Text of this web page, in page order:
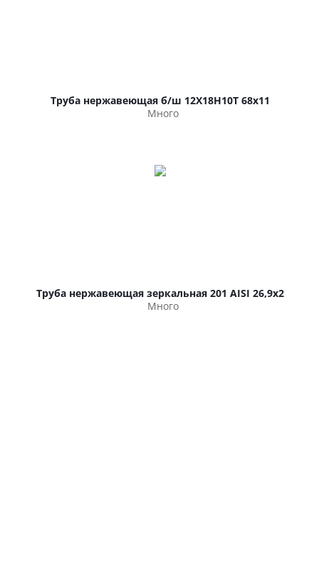
Труба нержавеющая б/ш 12Х18Н10Т 68х11
Много
Труба нержавеющая зеркальная 201 AISI 26,9х2
Много